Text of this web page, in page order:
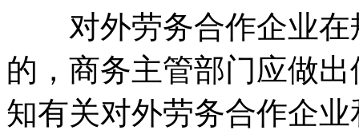
对外劳务合作企业在
的，商务主管部门应做
知有关对外劳务合作企